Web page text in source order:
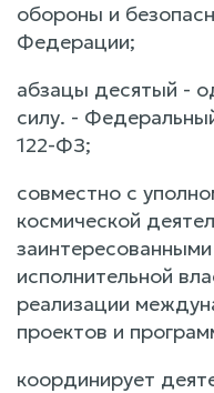
обороны и
Федерации;
абзацы десятый -
силу. -
122-ФЗ;
совместно с
космической
исполнительной
реализации
проектов и
координирует